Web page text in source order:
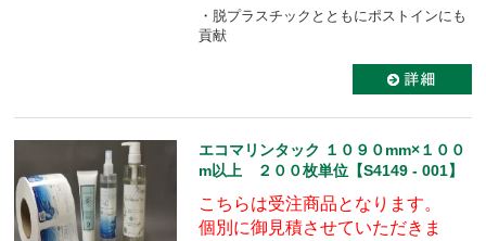
・脱プラスチックとともにポストインにも
貢献
エコマリンタック １０９０mm×１００
m以上 ２００枚単位【S4149 - 001】
こちらは受注商品となります。
個別に御見積させていただきま